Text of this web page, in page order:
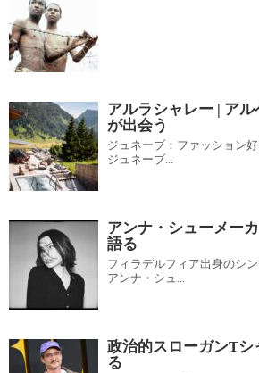
アルラシャレー | ア
が出会う
ジュネーブ：ファッション
ジュネーブ...
アンナ・シューメー
語る
フィラデルフィア出身のシ
アンナ・シュ...
政治的スローガンTシ
る